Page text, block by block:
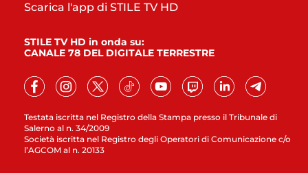
Testata iscritta nel Registro della Stampa presso il Tribunale di
Salerno al n. 34/2009
Società iscritta nel Registro degli Operatori di Comunicazione c/o
l’AGCOM al n. 20133
Scarica l'app di STILE TV HD
STILE TV HD in onda su:
CANALE 78 DEL DIGITALE TERRESTRE